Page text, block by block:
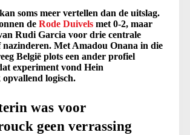
soms meer vertellen dan de uitslag.
de Rode Duivels met 0-2, maar
Rudi Garcia voor drie centrale
nazinderen. Met Amadou Onana in die
België plots een ander profiel
experiment vond Hein
logisch.
was voor
geen verrassing